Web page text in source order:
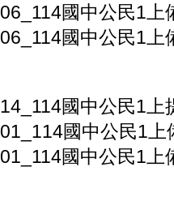
06_114國中公民1上
06_114國中公民1上
14_114國中公民1上
01_114國中公民1
01_114國中公民1上